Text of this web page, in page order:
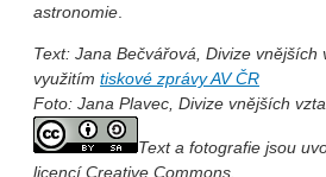
astronomie
Text: Jana Bečvářová, Divize vnějších
využitím tiskové zprávy AV ČR
Foto: Jana Plavec, Divize vnějších
Text a fotografie jsou
licencí Creative Commons.